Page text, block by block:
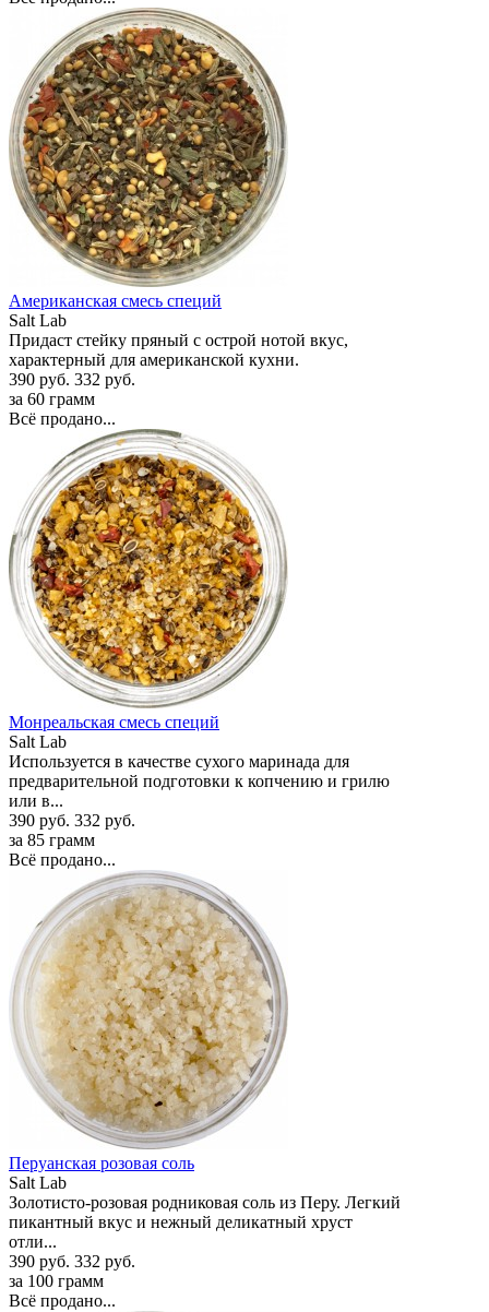
Американская смесь специй
Salt Lab
Придаст стейку пряный с острой нотой вкус,
характерный для американской кухни.
390 руб. 332 руб.
за 60 грамм
Всё продано...
Монреальская смесь специй
Salt Lab
Используется в качестве сухого маринада для
предварительной подготовки к копчению и грилю
или в...
390 руб. 332 руб.
за 85 грамм
Всё продано...
Перуанская розовая соль
Salt Lab
Золотисто-розовая родниковая соль из Перу. Легкий
пикантный вкус и нежный деликатный хруст
отли...
390 руб. 332 руб.
за 100 грамм
Всё продано...